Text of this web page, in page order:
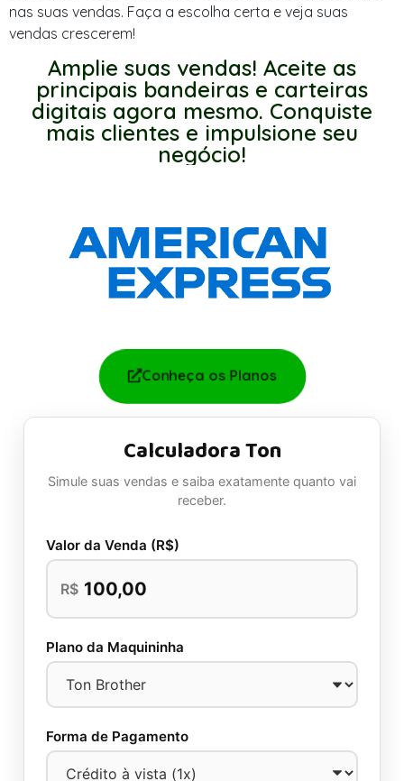
nas suas vendas. Faça a escolha certa e veja suas
vendas crescerem!
Amplie suas vendas! Aceite as
principais bandeiras e carteiras
digitais agora mesmo. Conquiste
mais clientes e impulsione seu
negócio!
Conheça os Planos
Calculadora Ton
Simule suas vendas e saiba exatamente quanto vai
receber.
Valor da Venda (R$)
R$
Plano da Maquininha
Forma de Pagamento